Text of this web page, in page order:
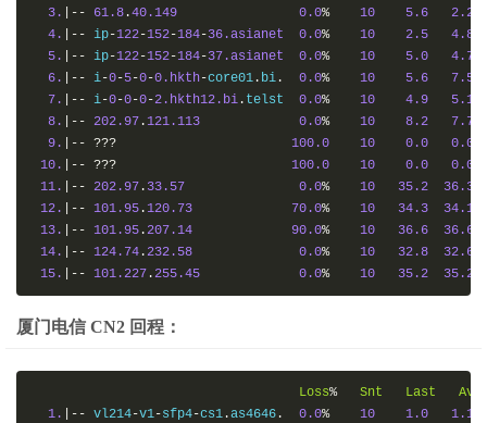
3.
|-- 61.8 .40.149 0.0% 10 5.6
2.2
4.
|-- ip-122-152-184-36.asianet 0.0% 10 2.5
4.8
5.
|-- ip-122-152-184-37.asianet 0.0% 10 5.0
4.7
6.
|-- i-0-5-0-0.hkth-core01 . bi . 0.0% 10 5.6
7.5
7.
|-- i-0-0-0-2.hkth12.bi . telst 0.0% 10 4.9
5.1
8.
|-- 202.97 . 121.113 0.0% 10 8.2
7.7
9.
|-- ??? 100.0 10 0.0
0.0
10.
|-- ??? 100.0 10 0.0
0.0
11.
|-- 202.97 . 33.57 0.0% 10 35.2
36.3
12.
|-- 101.95 . 120.73 70.0% 10 34.3
34.1
13.
|-- 101.95 .207.14 90.0% 10 36.6
36.6
14.
|-- 124.74 .232.58 0.0% 10 32.8
32.6
15.
|-- 101.227 .255.45 0.0% 10 35.2 35.2
厦门电信 CN2 回程：
Loss% Snt Last
Avg
1.
|-- vl214-v1-sfp4-cs1 .as4646 . 0.0% 10 1.0
1.1